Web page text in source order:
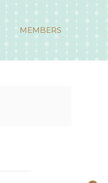
MEMBERS